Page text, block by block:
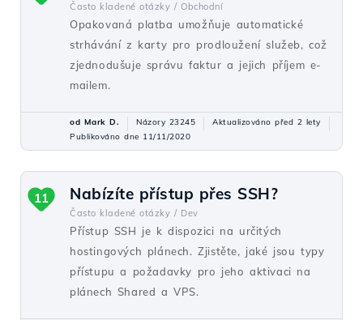
Často kladené otázky / Obchodní
Opakovaná platba umožňuje automatické
strhávání z karty pro prodloužení služeb, což
zjednodušuje správu faktur a jejich příjem e-
mailem.
od Mark D. Názory 23245
Aktualizováno před 2 lety
Publikováno dne 11/11/2020
Nabízíte přístup přes SSH?
Často kladené otázky / Dev
Přístup SSH je k dispozici na určitých
hostingových plánech. Zjistěte, jaké jsou typy
přístupu a požadavky pro jeho aktivaci na
plánech Shared a VPS.
11